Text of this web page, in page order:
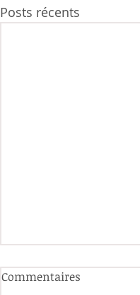
Posts récents
Commentaires